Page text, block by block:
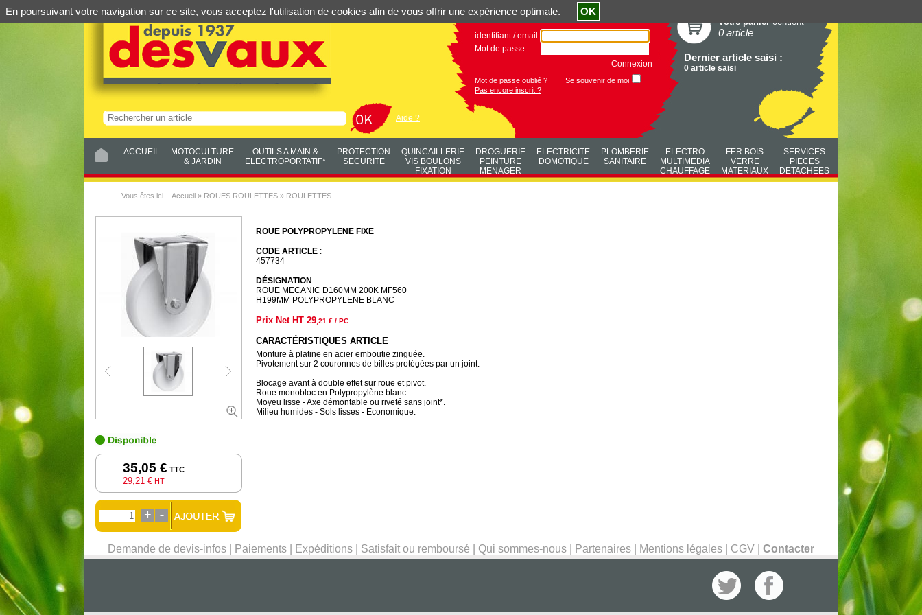
Aide ?
identifiant / email
Mot de passe
Connexion
Mot de passe oublié ?
Se souvenir de moi
Pas encore inscrit ?
Votre paniercontient
0 article
Dernier article saisi :
0 article saisi
ACCUEIL
MOTOCULTURE
& JARDIN
OUTILS A MAIN &
ELECTROPORTATIF*
PROTECTION
SECURITE
QUINCAILLERIE
VIS BOULONS
FIXATION
DROGUERIE
PEINTURE
MENAGER
ELECTRICITE
DOMOTIQUE
PLOMBERIE
SANITAIRE
ELECTRO
MULTIMEDIA
CHAUFFAGE
FER BOIS
VERRE
MATERIAUX
SERVICES
PIECES
DETACHEES
Vous êtes ici... Accueil » ROUES ROULETTES » ROULETTES
35,05 € TTC
29,21 € HT
ROUE POLYPROPYLENE FIXE
CODE ARTICLE :
457734
DÉSIGNATION :
ROUE MECANIC D160MM 200K MF560
H199MM POLYPROPYLENE BLANC
Prix Net HT 29 ,21 € / PC
CARACTÉRISTIQUES ARTICLE
Monture à platine en acier emboutie zinguée.
Pivotement sur 2 couronnes de billes protégées par un joint.
Blocage avant à double effet sur roue et pivot.
Roue monobloc en Polypropylène blanc.
Moyeu lisse - Axe démontable ou riveté sans joint*.
Milieu humides - Sols lisses - Economique.
Demande de devis-infos Paiements Expéditions Satisfait ou remboursé Qui sommes-nous Partenaires Mentions légales CGV Contacter
En poursuivant votre navigation sur ce site, vous acceptez l'utilisation de cookies afin de vous offrir une expérience optimale. OK